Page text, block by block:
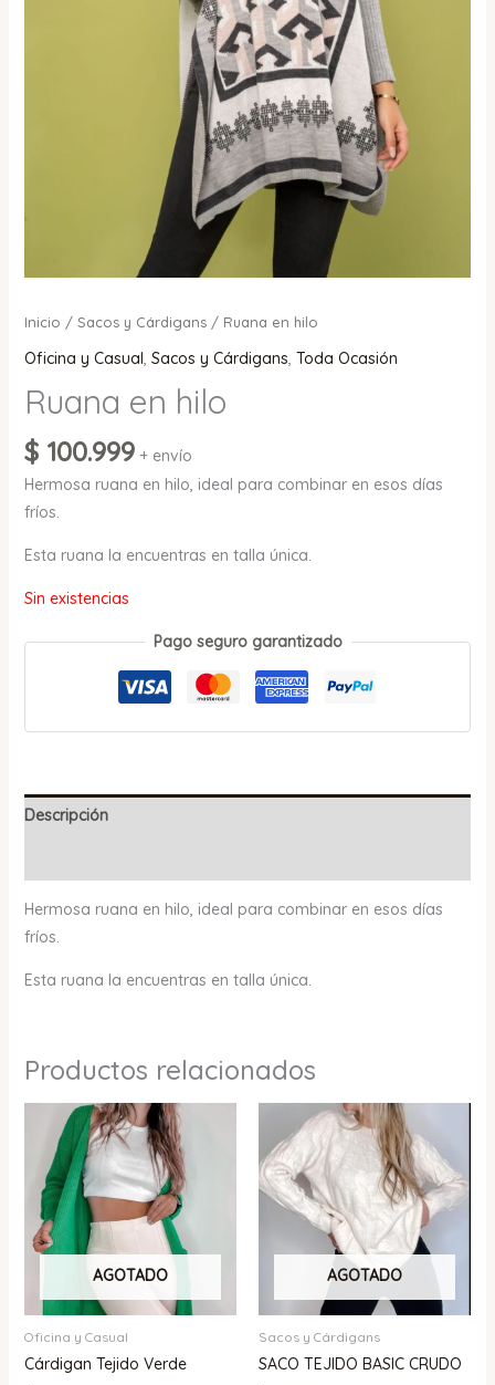
Inicio / Sacos y Cárdigans/ Ruana en hilo
Oficina y Casual, Sacos y Cárdigans, Toda Ocasión
Ruana en hilo
$100.999 + envío
Hermosa ruana en hilo, ideal para combinar en esos días
fríos.
Esta ruana la encuentras en talla única.
Sin existencias
Pago seguro garantizado
Descripción
Hermosa ruana en hilo, ideal para combinar en esos días
fríos.
Esta ruana la encuentras en talla única.
Productos relacionados
AGOTADO
Oficina y Casual
Cárdigan Tejido Verde
AGOTADO
Sacos y Cárdigans
SACO TEJIDO BASIC CRUDO